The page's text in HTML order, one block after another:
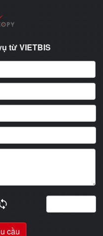
từ VIETBIS
cầu